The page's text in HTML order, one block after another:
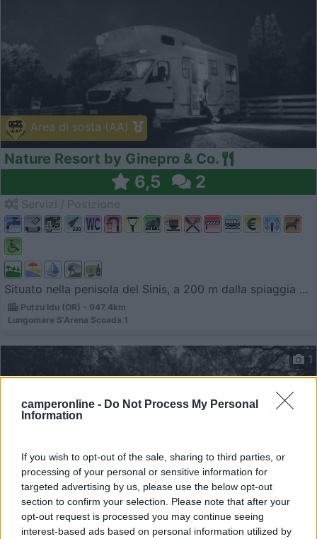
camperonline - Do Not Process My Personal
Information
If you wish to opt-out of the sale, sharing to third parties, or
processing of your personal or sensitive information for
targeted advertising by us, please use the below opt-out
section to confirm your selection. Please note that after your
opt-out request is processed you may continue seeing
interest-based ads based on personal information utilized by
Area di sosta (AA)
Nature Resort by Ginepro & Co.
6,5 2
Situato nella penisola del Sinis, a 200 m dalla spiaggia ...
Putzu Idu (OR) - 947.4km
Lungomare S'Arena Scoada 1
Area di sosta (PS)
1